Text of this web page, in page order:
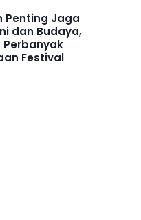
Penting Jaga
dan Budaya,
Festival